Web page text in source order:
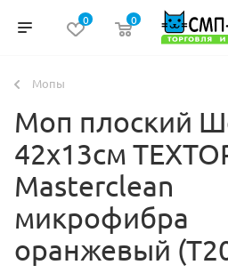
0 0
Мопы
Моп плоский
42х13см
Masterclean
микрофибра
оранжевый